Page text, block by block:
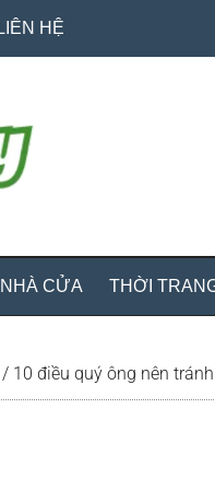
LIÊN HỆ
NHÀ CỬA THỜI
/ 10 điều quý ông nên